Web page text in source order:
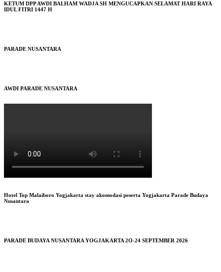
KETUM DPP AWDI BALHAM WADJA SH MENGUCAPKAN SELAMAT HARI RAYA
IDUL FITRI 1447 H
PARADE NUSANTARA
AWDI PARADE NUSANTARA
Hotel Top Malaiboro Yogjakarta stay akomodasi peserta Yogjakarta Parade Budaya
Nusantara
PARADE BUDAYA NUSANTARA YOGJAKARTA 2O-24 SEPTEMBER 2026